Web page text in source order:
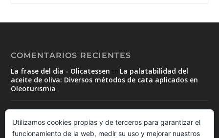
COMENTARIOS RECIENTES
La frase del dia - Olicatessen
La palatabilidad del
aceite de oliva: Diversos métodos de cata aplicados en
Oleoturismia
Mar Luna. Oleoturismia
Oleoturismo en Madrid:
Aceitera de Tielmes, almazara tradicional en pleno
funcionamiento
Utilizamos cookies propias y de terceros para garantizar el
funcionamiento de la web, medir su uso y mejorar nuestros